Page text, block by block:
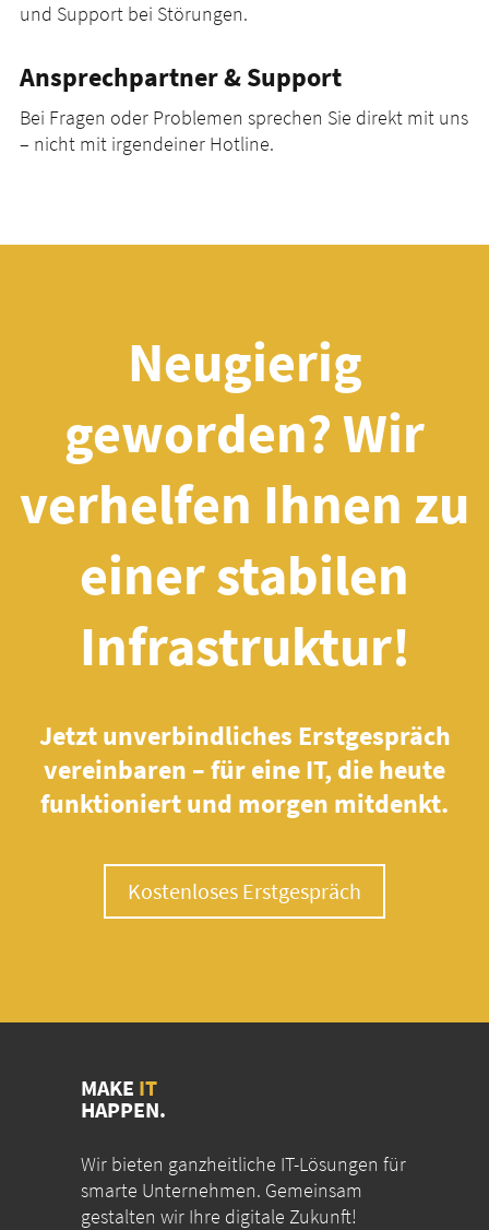
und Support bei Störungen.
Ansprechpartner & Support
Bei Fragen oder Problemen sprechen Sie direkt mit uns
– nicht mit irgendeiner Hotline.
Neugierig
geworden? Wir
verhelfen Ihnen zu
einer stabilen
Infrastruktur!
Jetzt unverbindliches Erstgespräch
vereinbaren – für eine IT, die heute
funktioniert und morgen mitdenkt.
Kostenloses Erstgespräch
MAKE IT
HAPPEN.
Wir bieten ganzheitliche IT-Lösungen für
smarte Unternehmen. Gemeinsam
gestalten wir Ihre digitale Zukunft!